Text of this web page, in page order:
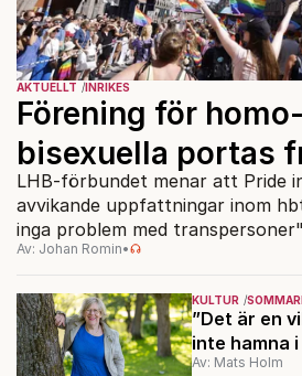
KULTUR
”Det är en
inte hamna
Av: Mats Holm
AKTUELLT INRIKES
Förening för
bisexuella portas
LHB-förbundet menar att Pride
avvikande uppfattningar inom
inga problem med
Linn Saarinen.
Av: Johan Romin•